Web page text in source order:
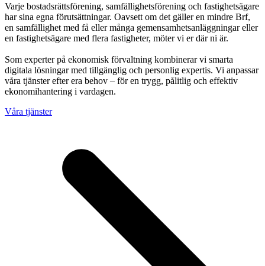
Varje bostadsrättsförening, samfällighetsförening och fastighetsägare
har sina egna förutsättningar. Oavsett om det gäller en mindre Brf,
en samfällighet med få eller många gemensamhetsanläggningar eller
en fastighetsägare med flera fastigheter, möter vi er där ni är.
Som experter på ekonomisk förvaltning kombinerar vi smarta
digitala lösningar med tillgänglig och personlig expertis. Vi anpassar
våra tjänster efter era behov – för en trygg, pålitlig och effektiv
ekonomihantering i vardagen.
Våra tjänster